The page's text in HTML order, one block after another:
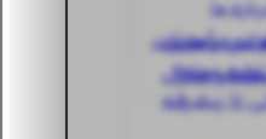
دوره آموزش
محتوا
تا پیشرفته
ما
و مقررات
مدارک